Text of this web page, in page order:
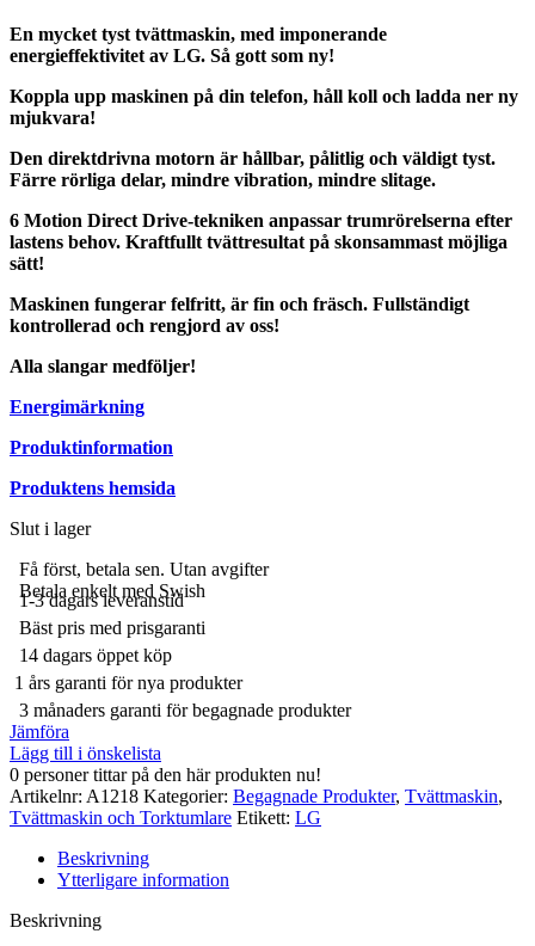
En mycket tyst tvättmaskin, med imponerande
energieffektivitet av LG. Så gott som ny!
Koppla upp maskinen på din telefon, håll koll och ladda ner ny
mjukvara!
Den direktdrivna motorn är hållbar, pålitlig och väldigt tyst.
Färre rörliga delar, mindre vibration, mindre slitage.
6 Motion Direct Drive-tekniken anpassar trumrörelserna efter
lastens behov. Kraftfullt tvättresultat på skonsammast möjliga
sätt!
Maskinen fungerar felfritt, är fin och fräsch. Fullständigt
kontrollerad och rengjord av oss!
Alla slangar medföljer!
Energimärkning
Produktinformation
Produktens hemsida
Slut i lager
Få först, betala sen. Utan avgifter
Betala enkelt med Swish
1-3 dagars leveranstid
Bäst pris med prisgaranti
14 dagars öppet köp
1 års garanti för nya produkter
3 månaders garanti för begagnade produkter
Jämföra
Lägg till i önskelista
0 personer tittar på den här produkten nu!
Artikelnr: A1218 Kategorier: Begagnade Produkter, Tvättmaskin,
Tvättmaskin och Torktumlare Etikett: LG
Beskrivning
Ytterligare information
Beskrivning